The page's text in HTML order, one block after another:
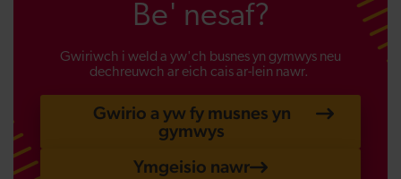
Be' nesaf?
Gwiriwch i weld a yw'ch busnes yn gymwys neu
dechreuwch ar eich cais ar-lein nawr.
Gwirio a yw fy musnes yn
gymwys
Ymgeisio nawr